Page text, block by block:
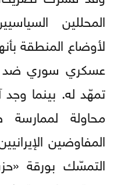
المحللين
لأوضاع المنطقة
عسكري سوري ضد
تمهّد له. بينما
محاولة
المفاوضين
التمسّك بورقة